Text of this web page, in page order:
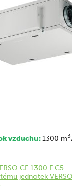
vzduchu:1300 m3
CF 1300 F C5
jednotek